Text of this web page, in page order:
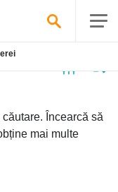
Încearcă să
mai multe